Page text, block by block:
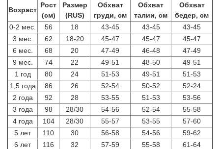
Возраст
Рост
(см)
Размер
(RUS)
Обхват
груди, см
Обхват
талии, см
Обхват
бедер, см
0-2 мес.
56 18 43-45 43-45
43-45
3 мес.
62 18-20 45-47 45-47
45-47
6 мес.
68 20 47-49 46-48
47-49
9 мес.
74 22 49-51 48-50
49-51
1 год
80 24 51-53 49-51
51-53
1,5 года
86 26 52-54 50-52
52-24
2 года
92 28 53-55 51-53
53-56
3 года
98 28/30 54-56 52-54
55-58
4 года
104 28/30 55-57 53-55
57-60
5 лет
110 30 56-58 54-56
59-62
6 лет
116 32 57-59 55-58
61-64